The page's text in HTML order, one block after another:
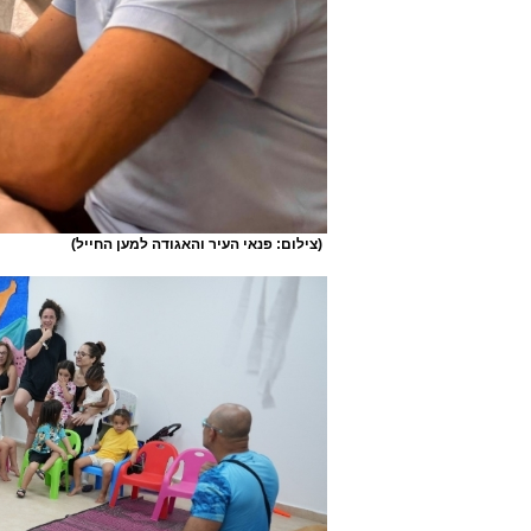
(צילום: פנאי העיר והאגודה למען החייל)